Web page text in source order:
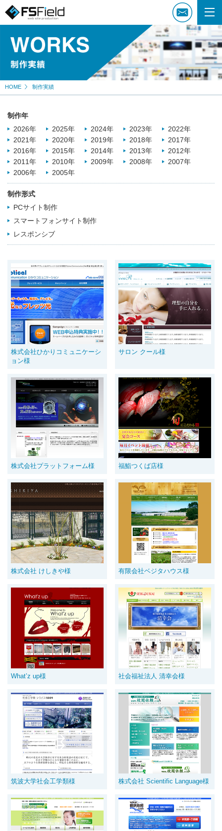
HOME 制作実績
制作年
2026年
2025年 2024年 2023年
2022年
2021年
2020年 2019年 2018年
2017年
2016年
2015年 2014年 2013年
2012年
2011年
2010年 2009年 2008年
2007年
2006年
2005年
制作形式
PCサイト制作
スマートフォンサイト制作
レスポンシブ
株式会社ひかりコミュニケーシ
ョン様
サロン クール様
株式会社プラットフォーム様 福鮨つくば店様
株式会社 けしきや様 有限会社ベジタハウス様
What’z up様 社会福祉法人 清幸会様
筑波大学社会工学類様 株式会社 Scientific Language様